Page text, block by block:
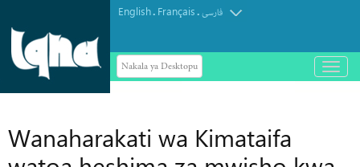
English. Français.فارسی
Nakala ya Desktopu
باز
و
Wanaharakati wa Kimataifa